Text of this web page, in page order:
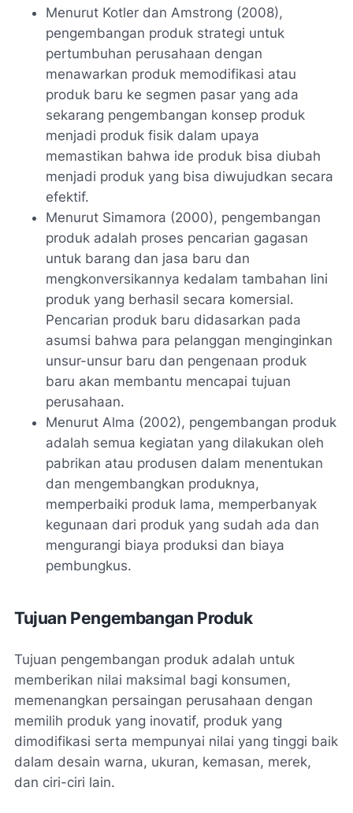
Menurut Kotler dan Amstrong (2008),
pengembangan produk strategi untuk
pertumbuhan perusahaan dengan
menawarkan produk memodifikasi atau
produk baru ke segmen pasar yang ada
sekarang pengembangan konsep produk
menjadi produk fisik dalam upaya
memastikan bahwa ide produk bisa diubah
menjadi produk yang bisa diwujudkan secara
efektif.
Menurut Simamora (2000), pengembangan
produk adalah proses pencarian gagasan
untuk barang dan jasa baru dan
mengkonversikannya kedalam tambahan lini
produk yang berhasil secara komersial.
Pencarian produk baru didasarkan pada
asumsi bahwa para pelanggan menginginkan
unsur-unsur baru dan pengenaan produk
baru akan membantu mencapai tujuan
perusahaan.
Menurut Alma (2002), pengembangan produk
adalah semua kegiatan yang dilakukan oleh
pabrikan atau produsen dalam menentukan
dan mengembangkan produknya,
memperbaiki produk lama, memperbanyak
kegunaan dari produk yang sudah ada dan
mengurangi biaya produksi dan biaya
pembungkus.
Tujuan Pengembangan Produk
Tujuan pengembangan produk adalah untuk
memberikan nilai maksimal bagi konsumen,
memenangkan persaingan perusahaan dengan
memilih produk yang inovatif, produk yang
dimodifikasi serta mempunyai nilai yang tinggi baik
dalam desain warna, ukuran, kemasan, merek,
dan ciri-ciri lain.